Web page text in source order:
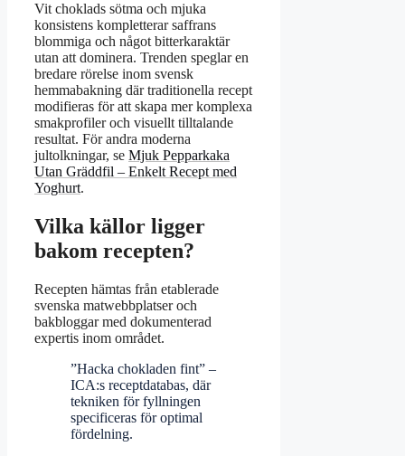
Vit choklads sötma och mjuka
konsistens kompletterar saffrans
blommiga och något bitterkaraktär
utan att dominera. Trenden speglar en
bredare rörelse inom svensk
hemmabakning där traditionella recept
modifieras för att skapa mer komplexa
smakprofiler och visuellt tilltalande
resultat. För andra moderna
jultolkningar, se Mjuk Pepparkaka
Utan Gräddfil – Enkelt Recept med
Yoghurt.
Vilka källor ligger
bakom recepten?
Recepten hämtas från etablerade
svenska matwebbplatser och
bakbloggar med dokumenterad
expertis inom området.
”Hacka chokladen fint” –
ICA:s receptdatabas, där
tekniken för fyllningen
specificeras för optimal
fördelning.